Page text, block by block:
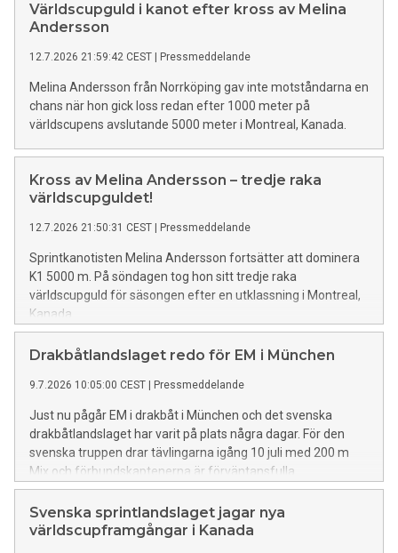
Världscupguld i kanot efter kross av Melina
Andersson
12.7.2026 21:59:42 CEST Pressmeddelande
Melina Andersson från Norrköping gav inte motståndarna en
chans när hon gick loss redan efter 1000 meter på
världscupens avslutande 5000 meter i Montreal, Kanada.
Kross av Melina Andersson – tredje raka
världscupguldet!
12.7.2026 21:50:31 CEST Pressmeddelande
Sprintkanotisten Melina Andersson fortsätter att dominera
K1 5000 m. På söndagen tog hon sitt tredje raka
världscupguld för säsongen efter en utklassning i Montreal,
Kanada.
Drakbåtlandslaget redo för EM i München
9.7.2026 10:05:00 CEST Pressmeddelande
Just nu pågår EM i drakbåt i München och det svenska
drakbåtlandslaget har varit på plats några dagar. För den
svenska truppen drar tävlingarna igång 10 juli med 200 m
Mix och förbundskaptenerna är förväntansfulla.
Svenska sprintlandslaget jagar nya
världscupframgångar i Kanada